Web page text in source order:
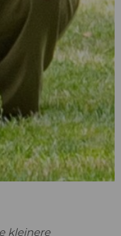
kleinere